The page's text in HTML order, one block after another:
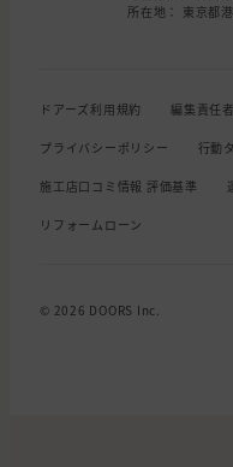
所在地： 東京都
ドアーズ利用規約 編集責任
プライバシーポリシー 行動
施工店口コミ情報 評価基準
リフォームローン
© 2026 DOORS Inc.